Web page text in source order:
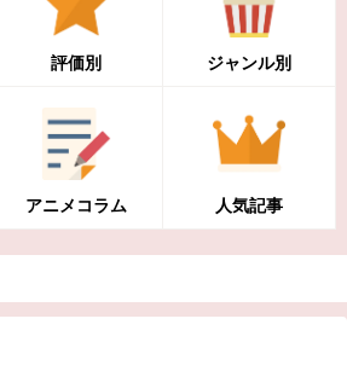
評価別 ジャンル別
アニメコラム 人気記事